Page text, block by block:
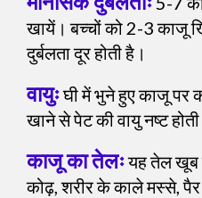
खायें। बच्चों को 2-3 काजू
दुर्बलता दूर होती है।
वायुःघी में भुने हुए काजू पर
खाने से पेट की वायु नष्ट
काजू का तेलःयह तेल खूब
कोढ़, शरीर के काले मस्से, पैर